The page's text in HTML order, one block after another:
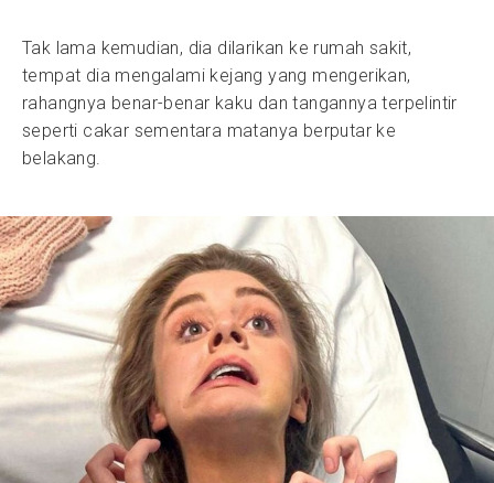
Tak lama kemudian, dia dilarikan ke rumah sakit,
tempat dia mengalami kejang yang mengerikan,
rahangnya benar-benar kaku dan tangannya terpelintir
seperti cakar sementara matanya berputar ke
belakang.